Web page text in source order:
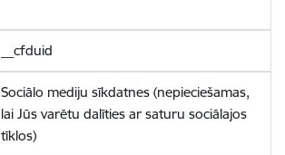
__cfduid
Sociālo mediju sīkdatnes (nepieciešamas,
lai Jūs varētu dalīties ar saturu sociālajos
tīklos)